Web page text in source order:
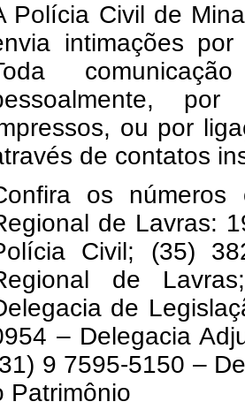
Polícia Civil de
intimações
ou por
de contatos
os números
de Lavras:
Civil; (35)
de
de
– Delegacia
9 7595-5150 –
Patrimônio